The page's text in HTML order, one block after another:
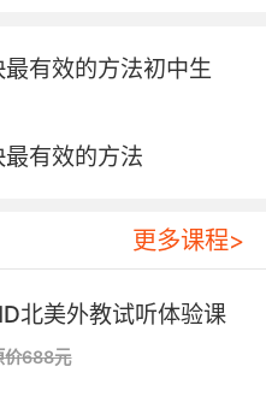
时候不要做别的事，
复听三到五遍，直到
念出来。这个过程训
对英语声音信号的加
凡是听力扎实的，背
样本，学新东西时能
，用阅读把词汇和语法
率最低的方式之一，
也不会用。更好的做
英文读物，在故事和
大脑会自动把它“刻”
有效的方法初中生
有效的方法
更多课程>
北美外教试听体验课
价688元